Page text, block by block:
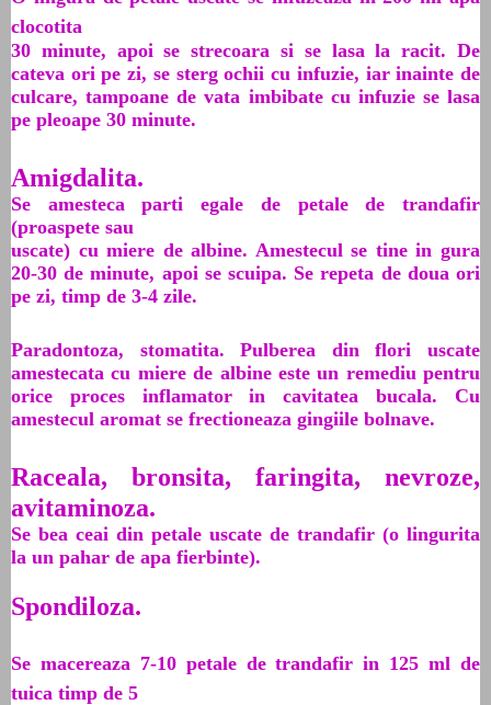
clocotita
30 minute, apoi se strecoara si se lasa la racit. De
cateva ori pe zi, se sterg ochii cu infuzie, iar inainte de
culcare, tampoane de vata imbibate cu infuzie se lasa
pe pleoape 30 minute.
Amigdalita.
Se amesteca parti egale de petale de trandafir
(proaspete sau
uscate) cu miere de albine. Amestecul se tine in gura
20-30 de minute, apoi se scuipa. Se repeta de doua ori
pe zi, timp de 3-4 zile.
Paradontoza, stomatita. Pulberea din flori uscate
amestecata cu miere de albine este un remediu pentru
orice proces inflamator in cavitatea bucala. Cu
amestecul aromat se frectioneaza gingiile bolnave.
Raceala, bronsita, faringita, nevroze,
avitaminoza.
Se bea ceai din petale uscate de trandafir (o lingurita
la un pahar de apa fierbinte).
Spondiloza.
Se macereaza 7-10 petale de trandafir in 125 ml de
tuica timp de 5